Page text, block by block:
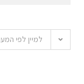
למיין לפי